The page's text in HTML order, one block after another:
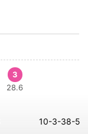
3
28.6
10-3-38-5